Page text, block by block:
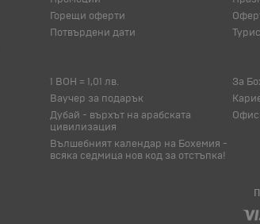
Горещи оферти
Потвърдени дати
1 BOH = 1,01 лв.
Ваучер за подарък
Дубай - върхът на арабската
цивилизация
Вълшебният календар на Бохемия -
всяка седмица нов код за отстъпка!
За